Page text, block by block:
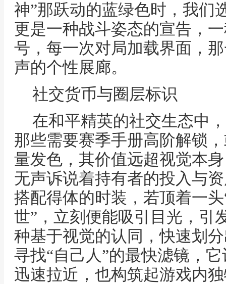
神”那跃动的蓝绿色时，我们
更是一种战斗姿态的宣告，
号，每一次对局加载界面，
声的个性展廊。
社交货币与圈层标识
在和平精英的社交生态中
那些需要赛季手册高阶解锁
量发色，其价值远超视觉本
无声诉说着持有者的投入与
搭配得体的时装，若顶着一
世”，立刻便能吸引目光，引
种基于视觉的认同，快速划
寻找“自己人”的最快滤镜，
迅速拉近，也构筑起游戏内